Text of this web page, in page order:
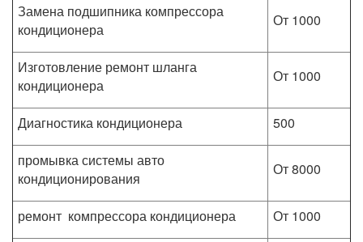
Замена подшипника компрессора
кондиционера
От 1000
Изготовление ремонт шланга
кондиционера
От 1000
Диагностика кондиционера
500
промывка системы авто
кондиционирования
От 8000
ремонт компрессора кондиционера
От 1000